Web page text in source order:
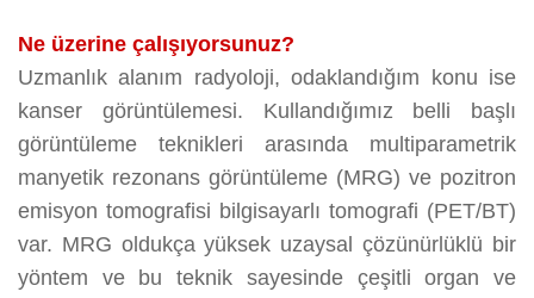
Ne üzerine çalışıyorsunuz?
Uzmanlık alanım radyoloji, odaklandığım konu ise
kanser görüntülemesi. Kullandığımız belli başlı
görüntüleme teknikleri arasında multiparametrik
manyetik rezonans görüntüleme (MRG) ve pozitron
emisyon tomografisi bilgisayarlı tomografi (PET/BT)
var. MRG oldukça yüksek uzaysal çözünürlüklü bir
yöntem ve bu teknik sayesinde çeşitli organ ve